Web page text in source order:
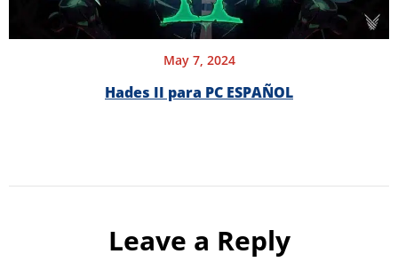
May 7, 2024
Hades II para PC ESPAÑOL
Leave a Reply